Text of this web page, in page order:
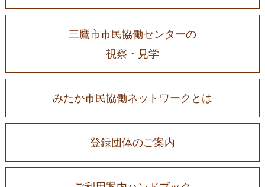
三鷹市市民協働センターの
視察・見学
みたか市民協働ネットワークとは
登録団体のご案内